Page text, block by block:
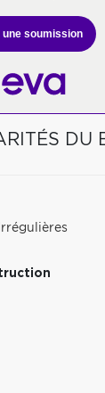
une soumission
DU